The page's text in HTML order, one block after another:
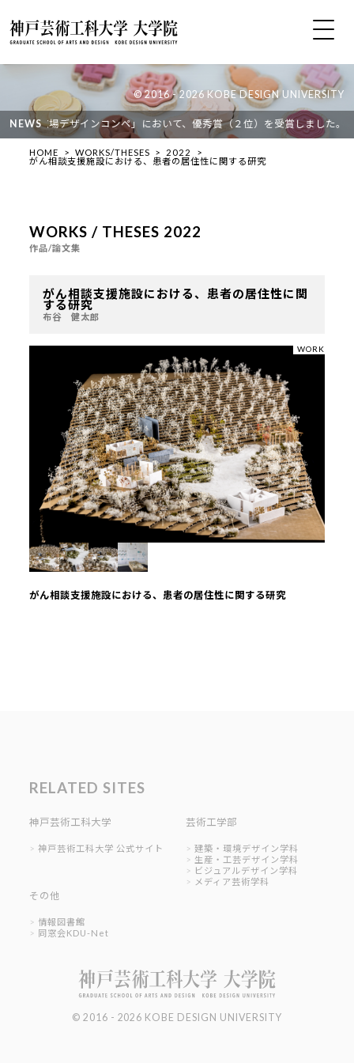
NEWS
広場デザインコンペ」において、優秀賞（２位）を受賞しました。 作
© 2016 - 2026 KOBE DESIGN UNIVERSITY
HOME WORKS/THESES
2022
がん相談支援施設における、患者の居住性に関する研究
WORKS / THESES 2022
作品/論文集
がん相談支援施設における、患者の居住性に関
する研究
布谷 健太郎
WORK
がん相談支援施設における、患者の居住性に関する研究
RELATED SITES
神戸芸術工科大学
神戸芸術工科大学 公式サイト
芸術工学部
建築・環境デザイン学科
生産・工芸デザイン学科
ビジュアルデザイン学科
メディア芸術学科
その他
情報図書館
同窓会KDU-Net
© 2016 - 2026 KOBE DESIGN UNIVERSITY